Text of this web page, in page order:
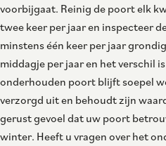
voorbijgaat. Reinig de poort elk
twee keer per jaar en inspecteer
minstens één keer per jaar
middagje per jaar en het verschil
onderhouden poort blijft soepel
verzorgd uit en behoudt zijn
gerust gevoel dat uw poort
winter. Heeft u vragen over het